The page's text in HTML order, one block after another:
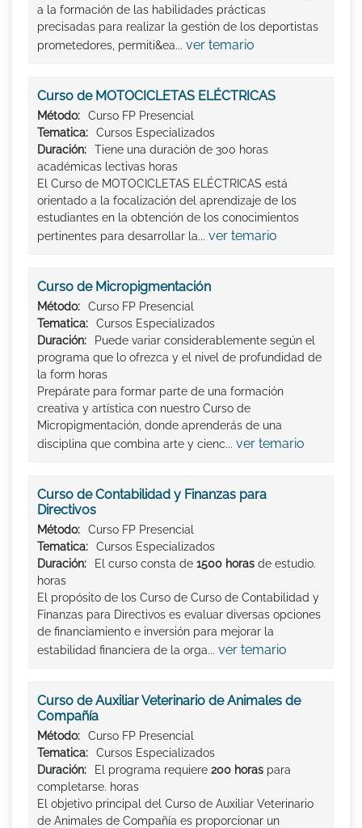
a la formación de las habilidades prácticas
precisadas para realizar la gestión de los deportistas
prometedores, permiti&ea... ver temario
Curso de MOTOCICLETAS ELÉCTRICAS
Método:
Curso FP Presencial
Tematica:
Cursos Especializados
Duración:
Tiene una duración de 300 horas
académicas lectivas horas
El Curso de MOTOCICLETAS ELÉCTRICAS está
orientado a la focalización del aprendizaje de los
estudiantes en la obtención de los conocimientos
pertinentes para desarrollar la... ver temario
Curso de Micropigmentación
Método:
Curso FP Presencial
Tematica:
Cursos Especializados
Duración:
Puede variar considerablemente según el
programa que lo ofrezca y el nivel de profundidad de
la form horas
Prepárate para formar parte de una formación
creativa y artística con nuestro Curso de
Micropigmentación, donde aprenderás de una
disciplina que combina arte y cienc... ver temario
Curso de Contabilidad y Finanzas para
Directivos
Método:
Curso FP Presencial
Tematica:
Cursos Especializados
Duración:
El curso consta de 1500 horas de estudio.
horas
El propósito de los Curso de Curso de Contabilidad y
Finanzas para Directivos es evaluar diversas opciones
de financiamiento e inversión para mejorar la
estabilidad financiera de la orga... ver temario
Curso de Auxiliar Veterinario de Animales de
Compañía
Método:
Curso FP Presencial
Tematica:
Cursos Especializados
Duración:
El programa requiere 200 horas para
completarse. horas
El objetivo principal del Curso de Auxiliar Veterinario
de Animales de Compañía es proporcionar un